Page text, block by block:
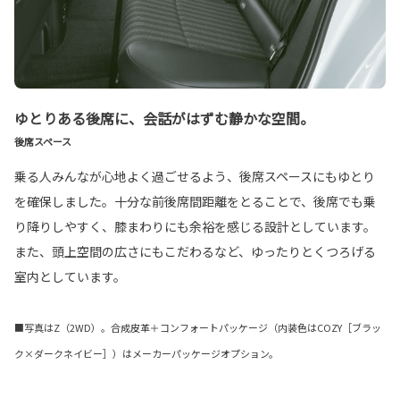
ゆとりある後席に、会話がはずむ静かな空間。
後席スペース
乗る人みんなが心地よく過ごせるよう、後席スペースにもゆとり
を確保しました。十分な前後席間距離をとることで、後席でも乗
り降りしやすく、膝まわりにも余裕を感じる設計としています。
また、頭上空間の広さにもこだわるなど、ゆったりとくつろげる
室内としています。
■写真はZ（2WD）。合成皮革＋コンフォートパッケージ（内装色はCOZY［ブラッ
ク×ダークネイビー］）はメーカーパッケージオプション。